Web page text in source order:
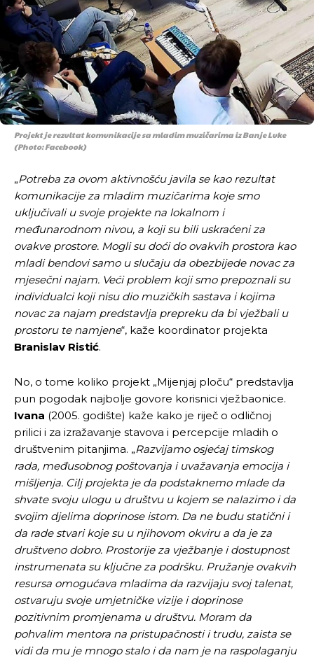
Pusti priču da živi!
Pusti priču da živi!
Projekt je rezultat komunikacije sa mladim muzičarima iz Banje Luke
(Photo: Facebook)
„Potreba za ovom aktivnošću javila se kao rezultat
komunikacije za mladim muzičarima koje smo
uključivali u svoje projekte na lokalnom i
međunarodnom nivou, a koji su bili uskraćeni za
ovakve prostore. Mogli su doći do ovakvih prostora kao
mladi bendovi samo u slučaju da obezbijede novac za
mjesečni najam. Veći problem koji smo prepoznali su
individualci koji nisu dio muzičkih sastava i kojima
novac za najam predstavlja prepreku da bi vježbali u
prostoru te namjene“, kaže koordinator projekta
Branislav Ristić.
No, o tome koliko projekt „Mijenjaj ploču“ predstavlja
pun pogodak najbolje govore korisnici vježbaonice.
Ivana (2005. godište) kaže kako je riječ o odličnoj
prilici i za izražavanje stavova i percepcije mladih o
društvenim pitanjima. „Razvijamo osjećaj timskog
rada, međusobnog poštovanja i uvažavanja emocija i
mišljenja. Cilj projekta je da podstaknemo mlade da
shvate svoju ulogu u društvu u kojem se nalazimo i da
svojim djelima doprinose istom. Da ne budu statični i
da rade stvari koje su u njihovom okviru a da je za
društveno dobro. Prostorije za vježbanje i dostupnost
instrumenata su ključne za podršku. Pružanje ovakvih
resursa omogućava mladima da razvijaju svoj talenat,
ostvaruju svoje umjetničke vizije i doprinose
pozitivnim promjenama u društvu. Moram da
pohvalim mentora na pristupačnosti i trudu, zaista se
vidi da mu je mnogo stalo i da nam je na raspolaganju